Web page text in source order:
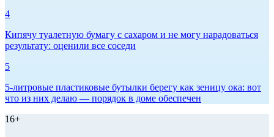
4
Кипячу туалетную бумагу с сахаром и не могу нарадоваться
результату: оценили все соседи
5
5-литровые пластиковые бутылки берегу как зеницу ока: вот
что из них делаю — порядок в доме обеспечен
16+